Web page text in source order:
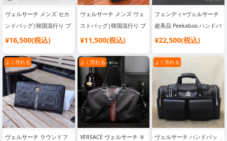
ヴェルサーチ メンズ セカ
ンドバッグ|韓国流行り ブ
ランドバッグ
¥16,500(税込)
ヴェルサーチ メンズ ウェ
ストバッグ|韓国流行り ブ
ランドバッグ
¥11,500(税込)
フェンディ×ヴェルサーチ
超美品 Peekaboo ハンドバ
ッグ|バッグブランド レデ
¥22,500(税込)
よく売れる
ヴェルサーチ ラウンドフ
よく売れる
VERSACE ヴェルサーチ キ
よく売れる
ヴェルサーチ ハンドバッ